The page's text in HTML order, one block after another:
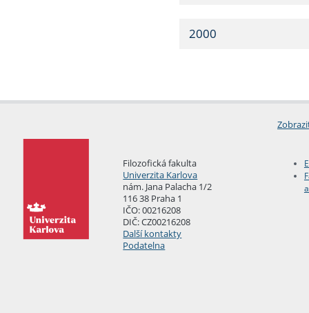
2000
Filozofická fakulta
Univerzita Karlova
nám. Jana Palacha 1/2
116 38 Praha 1
IČO: 00216208
DIČ: CZ00216208
Další kontakty
Podatelna